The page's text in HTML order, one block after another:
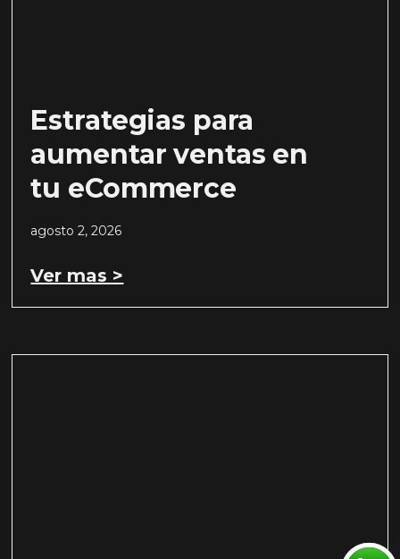
Estrategias para
aumentar ventas en
tu eCommerce
agosto 2, 2026
Ver mas >